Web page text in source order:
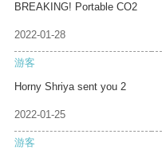
BREAKING! Portable CO2
2022-01-28
游客
Horny Shriya sent you 2
2022-01-25
游客